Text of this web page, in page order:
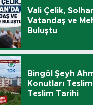
Vali Çelik,
Vatandaş ve
Buluştu
Bingöl Şeyh
Konutları
Teslim Tarihi